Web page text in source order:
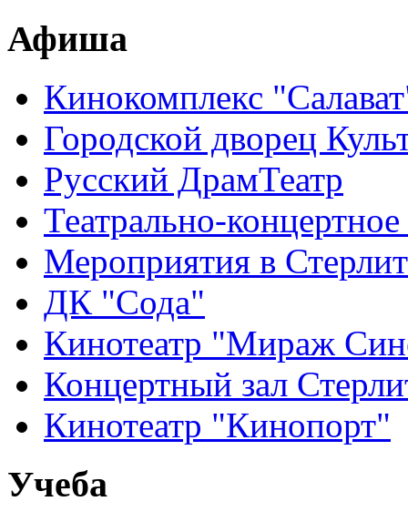
Афиша
Кинокомплекс
Городской дворец
Русский ДрамТеатр
Театрально-
Мероприятия в
ДК "Сода"
Кинотеатр "Мираж
Концертный зал
Кинотеатр "Кинопорт"
Учеба